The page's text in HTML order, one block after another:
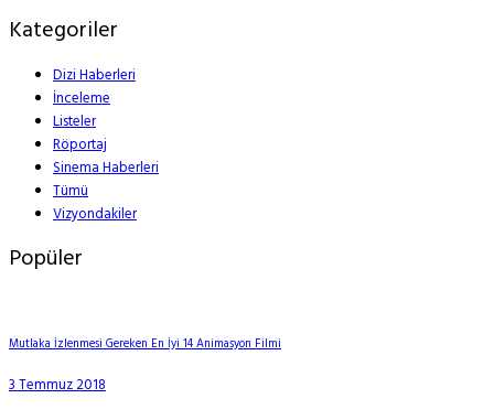
Kategoriler
Dizi Haberleri
İnceleme
Listeler
Röportaj
Sinema Haberleri
Tümü
Vizyondakiler
Popüler
Mutlaka İzlenmesi Gereken En İyi 14 Animasyon Filmi
3 Temmuz 2018